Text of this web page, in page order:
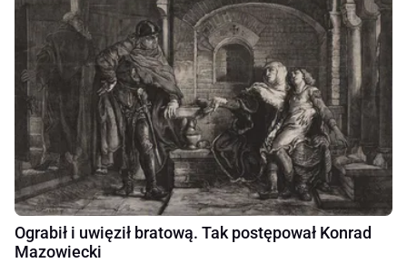
Ograbił i uwięził bratową. Tak postępował Konrad
Mazowiecki